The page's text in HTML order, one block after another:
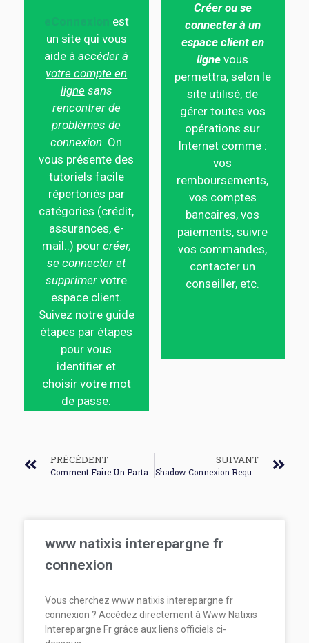
est
un site qui vous
aide àaccéder à
votre compte en
ligne sans
rencontrer de
problèmes de
connexion. On
vous présente des
tutoriels facile
répertoriés par
catégories (crédit,
assurances, e-
mail..) pour créer,
se connecter et
supprimer votre
espace client.
Suivez notre guide
étapes par étapes
pour vous
identifier et
choisir votre mot
de passe.
Créer ou se
connecter à un
espace client en
ligne vous
permettra, selon le
site utilisé, de
gérer toutes vos
opérations sur
Internet comme :
vos
remboursements,
vos comptes
bancaires, vos
paiements, suivre
vos commandes,
contacter un
conseiller, etc.
PRÉCÉDENT SUIVANT
www natixis interepargne fr
connexion
Vous cherchez www natixis interepargne fr
connexion ? Accédez directement à Www Natixis
Interepargne Fr grâce aux liens officiels ci-